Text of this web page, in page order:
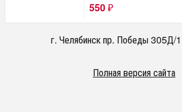
550 ₽
г. Челябинск пр. Победы 305Д/
Полная версия сайта